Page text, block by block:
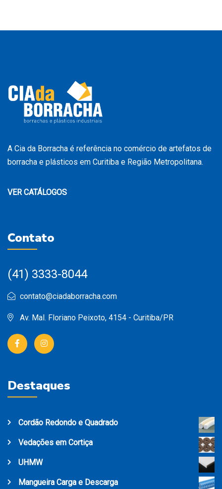
A Cia da Borracha é referência no comércio de artefatos de
borracha e plásticos em Curitiba e Região Metropolitana.
VER CATÁLOGOS
Contato
(41) 3333-8044
contato@ciadaborracha.com
Av. Mal. Floriano Peixoto, 4154 - Curitiba/PR
Destaques
Cordão Redondo e Quadrado
Vedações em Cortiça
UHMW
Mangueira Carga e Descarga